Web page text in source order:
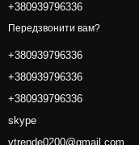
+380939796336
Передзвонити вам?
+380939796336
+380939796336
+380939796336
skype
vtrende0200@gmail.com